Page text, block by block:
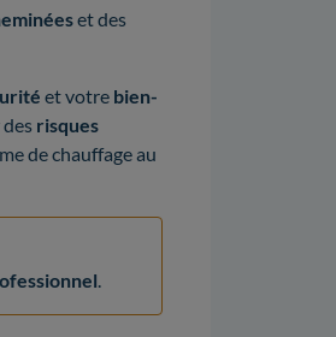
et des
et votre bien-
risques
de chauffage au